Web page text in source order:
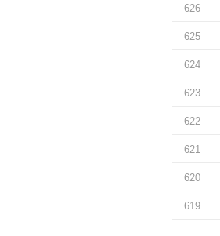
626
625
624
623
622
621
620
619